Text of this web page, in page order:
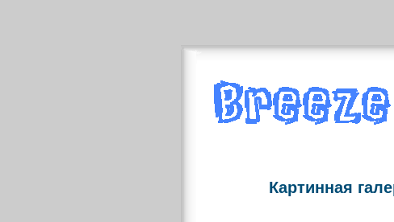
Картинная